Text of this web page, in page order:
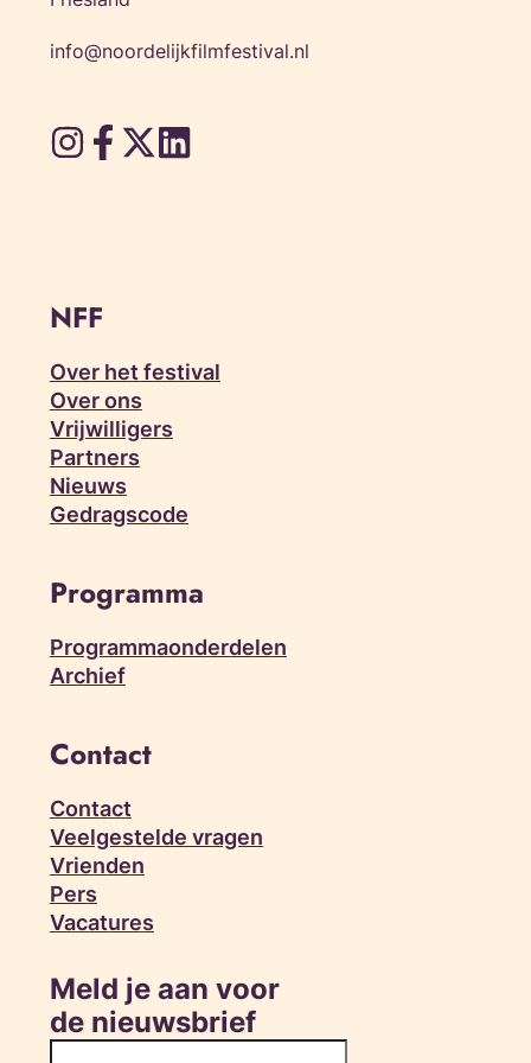
info@noordelijkfilmfestival.nl
NFF
Over het festival
Over ons
Vrijwilligers
Partners
Nieuws
Gedragscode
Programma
Programmaonderdelen
Archief
Contact
Contact
Veelgestelde vragen
Vrienden
Pers
Vacatures
Meld je aan voor
de nieuwsbrief